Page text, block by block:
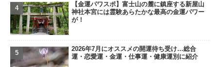
【金運パワスポ】富士山の麓に鎮座する新屋山
神社本宮には霊験あらたかな最高の金運パワー
が！
2026年7月にオススメの開運待ち受け…総合
運・恋愛運・金運・仕事運・健康運別に紹介